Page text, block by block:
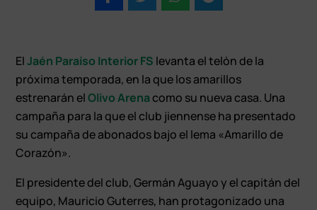
ElJaén Paraíso Interior FS levanta el telón de la
próxima temporada, en la que los amarillos
estrenarán elOlivo Arenacomo su nueva casa. Una
campaña para la que el club jiennense ha presentado
su campaña de abonados bajo el lema «Amarillo de
Corazón».
El presidente del club, Germán Aguayo y el capitán del
equipo, Mauricio Guterres, han protagonizado una